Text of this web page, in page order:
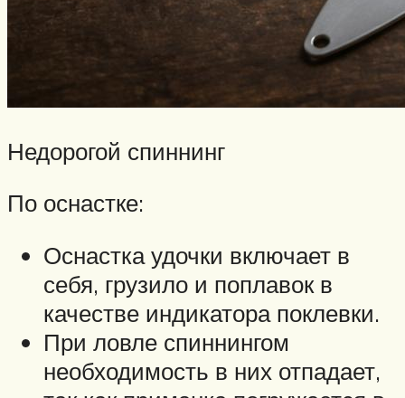
Недорогой спиннинг
По оснастке:
Оснастка удочки включает в
себя, грузило и поплавок в
качестве индикатора поклевки.
При ловле спиннингом
необходимость в них отпадает,